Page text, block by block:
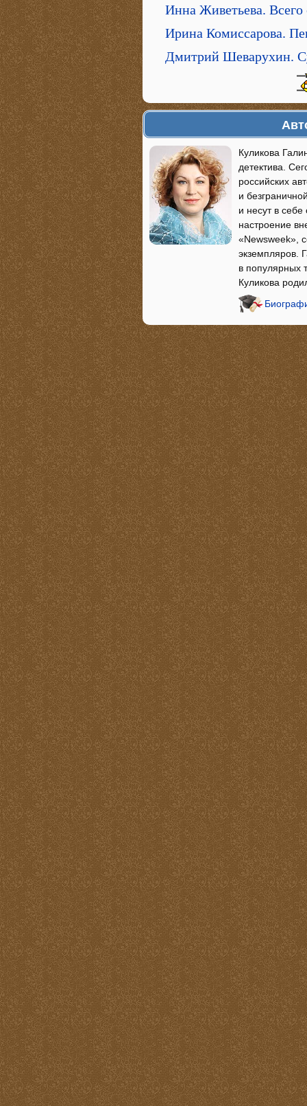
Инна Живетьева. Всего
Ирина Комиссарова.
Дмитрий Шеварухин.
Куликова
детектива.
российских
и
и несут в
настроение
«Newsweek»,
экземпляров.
в популярных
Куликова